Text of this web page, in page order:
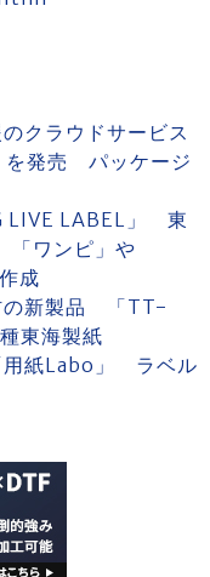
クラウドサービス
を発売 パッケージ
LIVE LABEL」 東
「ワンピ」や
成
の新製品 「TT-
東海製紙
用紙Labo」 ラベル